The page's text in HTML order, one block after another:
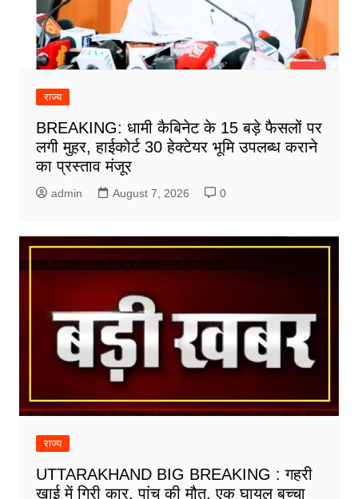
राज्य
BREAKING: धामी कैबिनेट के 15 बड़े फैसलों पर
लगी मुहर, हाईकोर्ट 30 हेक्टेयर भूमि उपलब्ध कराने
का प्रस्ताव मंजूर
admin August 7, 2026 0
राज्य
UTTARAKHAND BIG BREAKING : गहरी
खाई में गिरी कार, पांच की मौत, एक घायल बच्चा